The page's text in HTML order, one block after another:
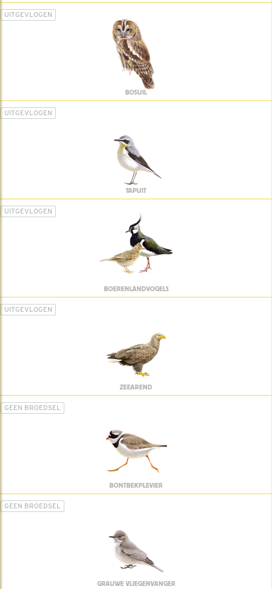
UITGEVLOGEN
BOSUIL
UITGEVLOGEN
TAPUIT
UITGEVLOGEN
BOERENLANDVOGELS
UITGEVLOGEN
ZEEAREND
GEEN BROEDSEL
BONTBEKPLEVIER
GEEN BROEDSEL
GRAUWE VLIEGENVANGER